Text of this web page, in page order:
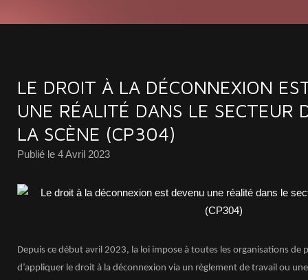
LE DROIT À LA DÉCONNEXION
UNE RÉALITÉ DANS LE SECTEUR
LA SCÈNE (CP304)
Publié le 4 Avril 2023
Depuis ce début avril 2023, la loi impose à toutes les organisations de
d’appliquer le droit à la déconnexion via un règlement de travail ou